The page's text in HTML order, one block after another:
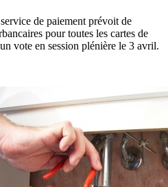
de paiement prévoit de
pour toutes les cartes de
vote en session plénière le 3 avril.